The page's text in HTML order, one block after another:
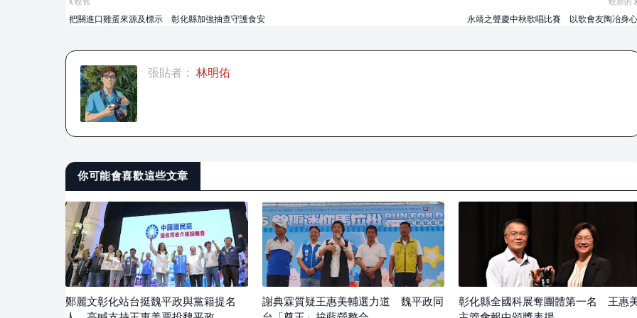
永靖之聲慶中秋歌唱比賽 以歌會友陶冶身心
把關進口雞蛋來源及標示 彰化縣加強抽查守護食安
張貼者： 林明佑
你可能會喜歡這些文章
鄭麗文彰化站台挺魏平政與黨籍提名
謝典霖質疑王惠美輔選力道 魏平政同
彰化縣全國科展奪團體第一名 王惠